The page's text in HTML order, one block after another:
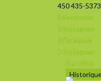
450 435-
Facebook
Instagram
Facebook
Instagram
À propos